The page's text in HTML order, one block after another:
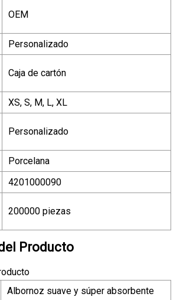
OEM
Personalizado
Caja de cartón
XS, S, M, L, XL
Personalizado
Porcelana
4201000090
200000 piezas
Producto
Albornoz suave y súper absorbente